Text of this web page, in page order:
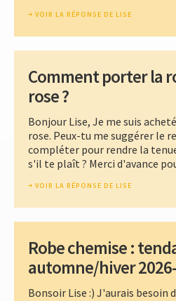
VOIR LA RÉPONSE DE LISE
Comment porter la
rose ?
Bonjour Lise, Je me suis
rose. Peux-tu me suggérer le
compléter pour rendre la
s'il te plaît ? Merci d'avance
VOIR LA RÉPONSE DE LISE
Robe chemise :
automne/hiver
Bonsoir Lise :) J'aurais besoin